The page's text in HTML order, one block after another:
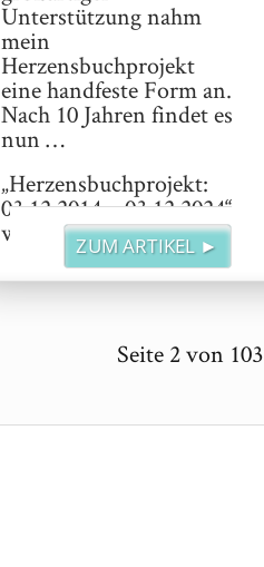
Unterstützung nahm
mein
Herzensbuchprojekt
eine handfeste Form an.
Nach 10 Jahren findet es
nun …
„Herzensbuchprojekt:
03.12.2014 – 03.12.2024“
weiterlesenZUM ARTIKEL ►
Seite 2von 103